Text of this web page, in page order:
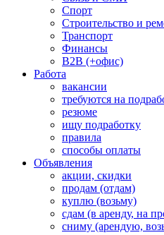
Спорт
Строительство и
Транспорт
Финансы
B2B (+офис)
Работа
вакансии
требуются на
резюме
ищу подработку
правила
способы оплаты
Объявления
акции, скидки
продам (отдам)
куплю (возьму)
сдам (в аренду, на
сниму (арендую,